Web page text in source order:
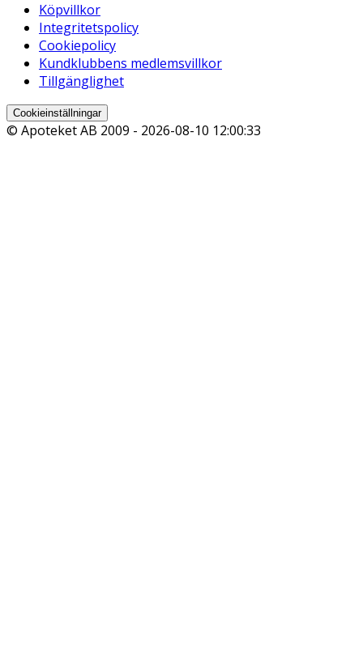
Köpvillkor
Integritetspolicy
Cookiepolicy
Kundklubbens medlemsvillkor
Tillgänglighet
Cookieinställningar
© Apoteket AB 2009 - 2026-08-10 12:00:33